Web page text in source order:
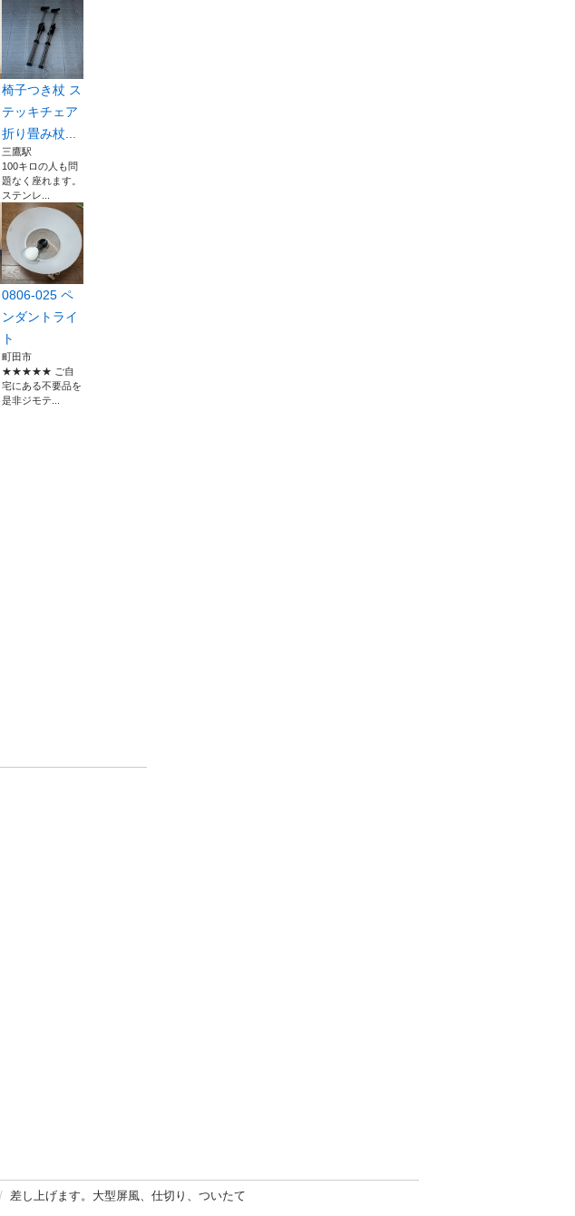
椅子つき杖 ス
テッキチェア
折り畳み杖...
三鷹駅
100キロの人も問
題なく座れます。
ステンレ...
0806-025 ペ
ンダントライ
ト
町田市
★★★★★ ご自
宅にある不要品を
是非ジモテ...
差し上げます。大型屏風、仕切り、ついたて